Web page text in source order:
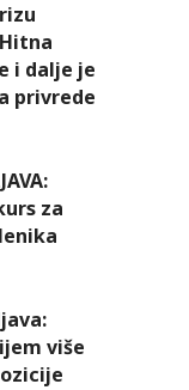
i dalje je
privrede
za
više